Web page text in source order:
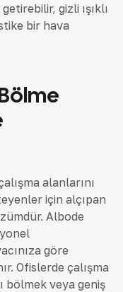
gizli ışıklı
bir hava
alanlarını
için alçıpan
Albode
göre
Ofislerde çalışma
bölmek veya geniş